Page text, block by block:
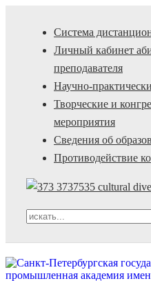
Система
Личный кабинет
преподавателя
Научно-
Творческие и
мероприятия
Сведения об
Противодействие